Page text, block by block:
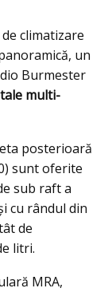
climatizare
un
Burmester
multi-
posterioară
sunt oferite
sub raft a
cu rândul din
de
litri.
MRA,